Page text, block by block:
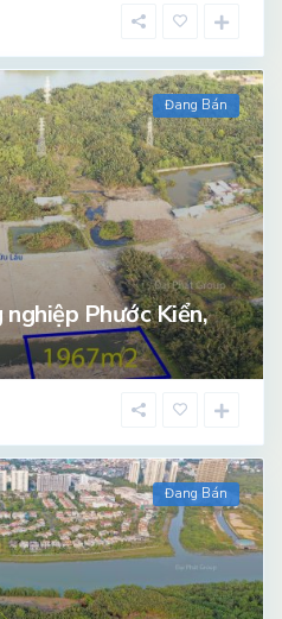
Đang Bán
Phước Kiển,
Đang Bán